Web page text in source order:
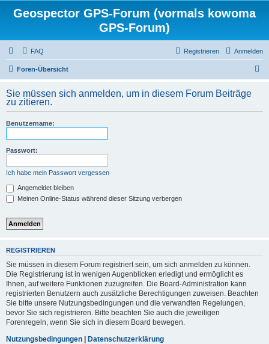
Geospector GPS-Forum (vormals kowoma
GPS-Forum)
FAQ Anmelden
Registrieren
Foren-Übersicht
h
Sie müssen sich anmelden, um in diesem Forum Beiträge
zu zitieren.
Benutzername:
Passwort:
Ich habe mein Passwort vergessen
Angemeldet bleiben
Meinen Online-Status während dieser Sitzung verbergen
REGISTRIEREN
Sie müssen in diesem Forum registriert sein, um sich anmelden zu können.
Die Registrierung ist in wenigen Augenblicken erledigt und ermöglicht es
Ihnen, auf weitere Funktionen zuzugreifen. Die Board-Administration kann
registrierten Benutzern auch zusätzliche Berechtigungen zuweisen. Beachten
Sie bitte unsere Nutzungsbedingungen und die verwandten Regelungen,
bevor Sie sich registrieren. Bitte beachten Sie auch die jeweiligen
Forenregeln, wenn Sie sich in diesem Board bewegen.
Nutzungsbedingungen | Datenschutzerklärung